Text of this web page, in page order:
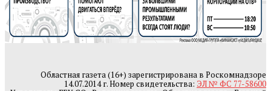
Областная газета (16+) зарегистрирована в Роскомнадзоре
14.07.2014 г. Номер свидетельства: ЭЛ № ФС 77-58600